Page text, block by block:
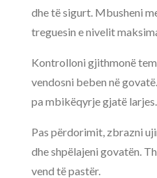
dhe të sigurt. Mbusheni
treguesin e nivelit
Kontrolloni gjithmonë
vendosni beben në
pa mbikëqyrje gjatë larjes.
Pas përdorimit, zbrazni
dhe shpëlajeni govatën.
vend të pastër.